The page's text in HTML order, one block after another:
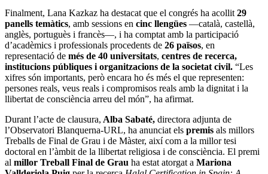
Finalment, Lana Kazkaz ha destacat que el congrés ha acollit 29
panells temàtics, amb sessions en cinc llengües —català, castellà,
anglès, portuguès i francès—, i ha comptat amb la participació
d’acadèmics i professionals procedents de 26 països, en
representació de més de 40 universitats, centres de recerca,
institucions públiques i organitzacions de la societat civil. “Les
xifres són importants, però encara ho és més el que representen:
persones reals, veus reals i compromisos reals amb la dignitat i la
llibertat de consciència arreu del món”, ha afirmat.
Durant l’acte de clausura, Alba Sabaté, directora adjunta de
l’Observatori Blanquerna-URL, ha anunciat els premis als millors
Treballs de Final de Grau i de Màster, així com a la millor tesi
doctoral en l’àmbit de la llibertat religiosa i de consciència. El premi
al millor Treball Final de Grau ha estat atorgat a Mariona